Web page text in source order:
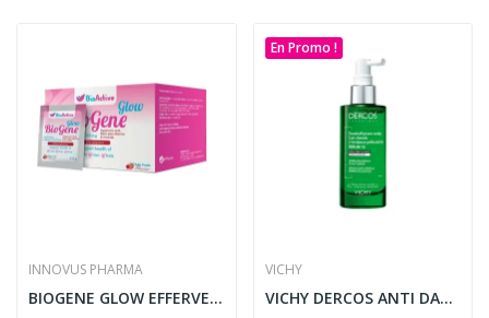
INNOVUS PHARMA
BIOGENE GLOW EFFERVESCENT CHEVEUX ET ONGLES 30...
En Promo !
VICHY
VICHY DERCOS ANTI DANDRUFF SERUM 10 90ML